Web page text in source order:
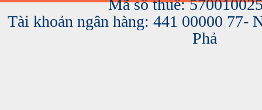
Mã số thuế:
Tài khoản ngân hàng: 441 00000 77-
Phả